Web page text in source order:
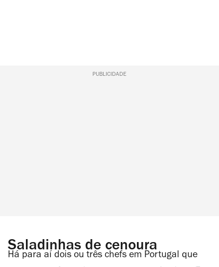
PUBLICIDADE
Saladinhas de cenoura
Há para aí dois ou três chefs em Portugal que